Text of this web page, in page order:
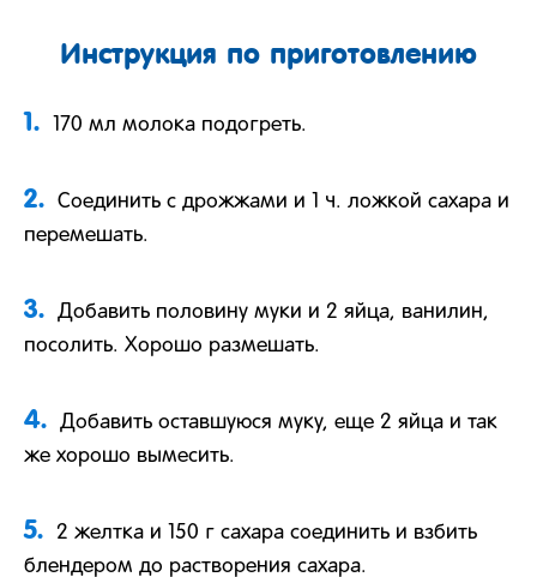
Инструкция по приготовлению
1. 170 мл молока подогреть.
2.
Соединить с дрожжами и 1 ч. ложкой сахара и
перемешать.
3.
Добавить половину муки и 2 яйца, ванилин,
посолить. Хорошо размешать.
4.
Добавить оставшуюся муку, еще 2 яйца и так
же хорошо вымесить.
5.
2 желтка и 150 г сахара соединить и взбить
блендером до растворения сахара.